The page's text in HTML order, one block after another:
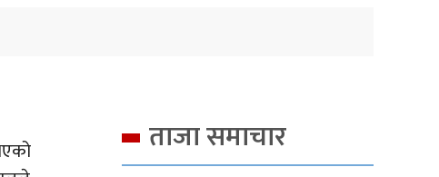
ताजा समाचार